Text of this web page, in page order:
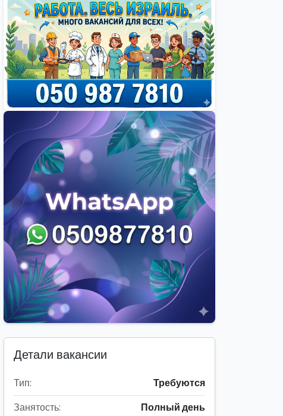
Детали вакансии
Тип:
Требуются
Занятость:
Полный день